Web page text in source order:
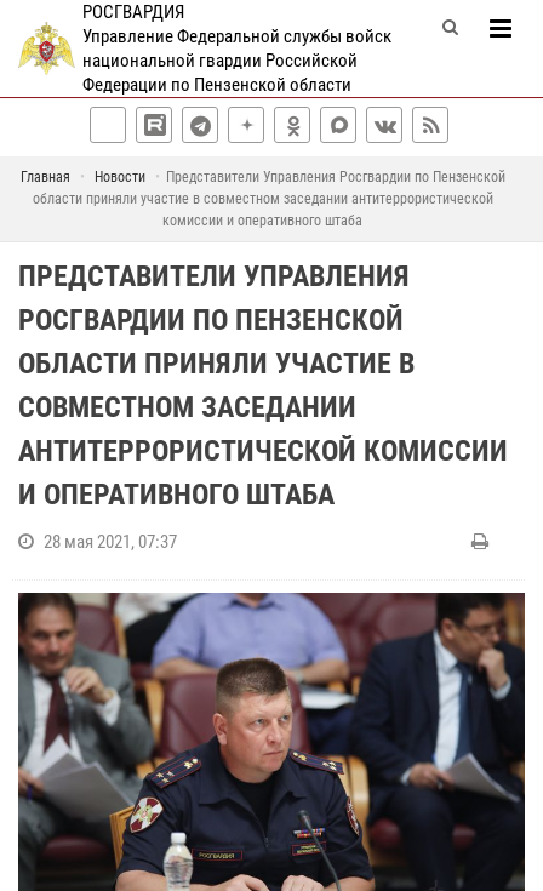
РОСГВАРДИЯ
Управление Федеральной службы войск
национальной гвардии Российской
Федерации по Пензенской области
Главная Новости
Представители Управления Росгвардии по Пензенской
области приняли участие в совместном заседании антитеррористической
комиссии и оперативного штаба
ПРЕДСТАВИТЕЛИ УПРАВЛЕНИЯ
РОСГВАРДИИ ПО ПЕНЗЕНСКОЙ
ОБЛАСТИ ПРИНЯЛИ УЧАСТИЕ В
СОВМЕСТНОМ ЗАСЕДАНИИ
АНТИТЕРРОРИСТИЧЕСКОЙ КОМИССИИ
И ОПЕРАТИВНОГО ШТАБА
28 мая 2021, 07:37